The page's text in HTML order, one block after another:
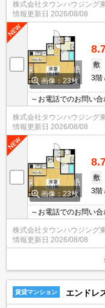
株式会社タウンハウジング
情報更新日 2026/08/08
画像：23枚
敷
3階
～お電話でのお問い
株式会社タウンハウジング
情報更新日 2026/08/08
画像：23枚
敷
3階
～お電話でのお問い
株式会社タウンハウジング
情報更新日 2026/08/08
賃貸マンション エンドレ